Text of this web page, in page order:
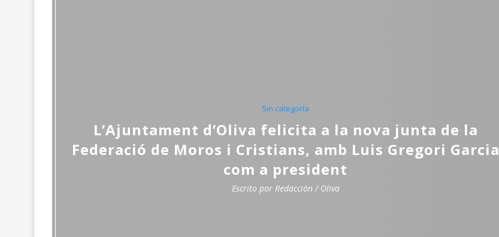
Sin categoría
L’Ajuntament d’Oliva felicita a la nova junta de la
Federació de Moros i Cristians, amb Luis Gregori Garcia
com a president
Escrito por Redacción / Oliva